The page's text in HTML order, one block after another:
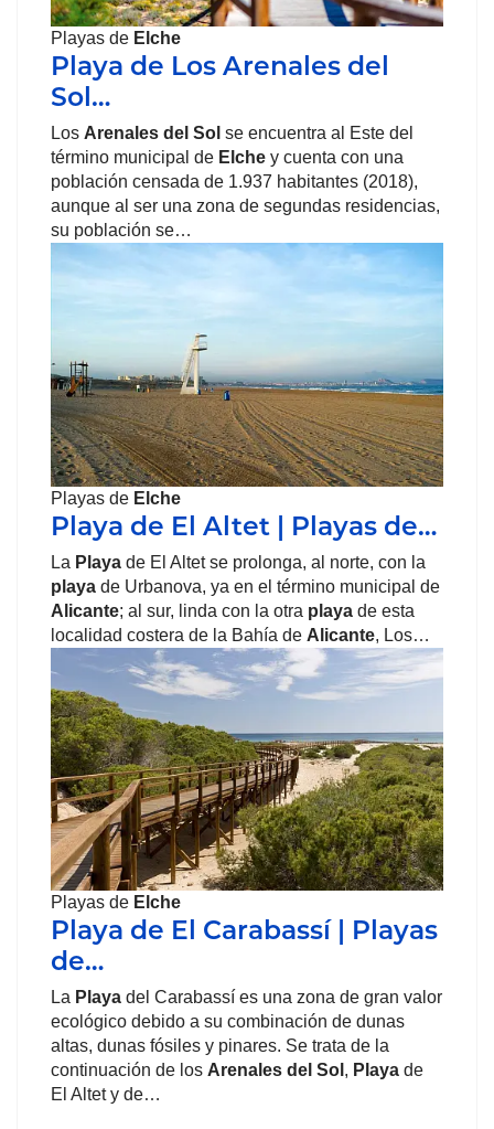
Playas de Elche
Playa de Los Arenales del
Sol…
Los Arenales del Sol se encuentra al Este del
término municipal de Elche y cuenta con una
población censada de 1.937 habitantes (2018),
aunque al ser una zona de segundas residencias,
su población se…
Playas de Elche
Playa de El Altet | Playas de…
La Playa de El Altet se prolonga, al norte, con la
playa de Urbanova, ya en el término municipal de
Alicante; al sur, linda con la otra playa de esta
localidad costera de la Bahía de Alicante, Los…
Playas de Elche
Playa de El Carabassí | Playas
de…
La Playa del Carabassí es una zona de gran valor
ecológico debido a su combinación de dunas
altas, dunas fósiles y pinares. Se trata de la
continuación de los Arenales del Sol , Playa de
El Altet y de…